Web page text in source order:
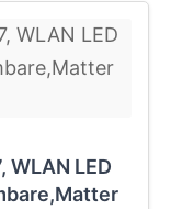
WLAN LED